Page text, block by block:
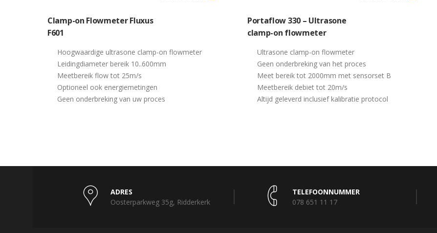
Clamp-on Flowmeter Fluxus
F601
Hoogwaardige ultrasone clamp-on flowmeter
Leidingdiameter bereik 10..600mm
Meetbereik flow tot 25m/s
Optioneel ook energiemetingen
Geen onderbreking van uw proces
Portaflow 330 – Ultrasone
clamp-on flowmeter
Ultrasone clamp-on flowmeter
Geen onderbreking van het proces
Meet bereik tot 2000mm met sensorset B
Meetbereik debiet tot 20m/s
Altijd geleverd inclusief kalibratie protocol
ADRES
Oosterparkweg 35g, Ridderkerk
TELEFOONNUMMER
078 651 11 17